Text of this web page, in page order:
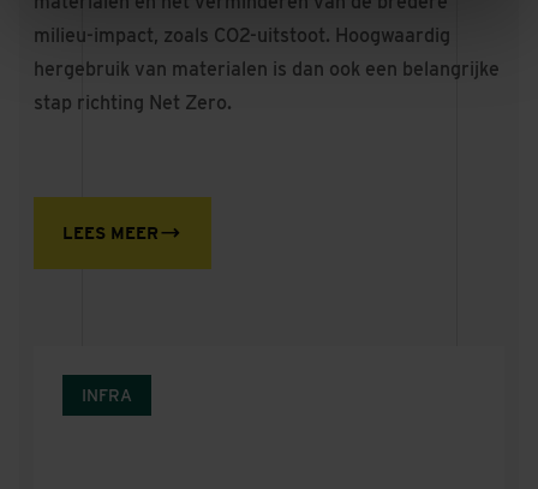
milieu-impact, zoals CO2-uitstoot. Hoogwaardig
hergebruik van materialen is dan ook een belangrijke
stap richting Net Zero.
LEES MEER
INFRA